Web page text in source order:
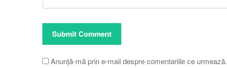
Anunță-mă prin e-mail despre comentariile ce urmează.